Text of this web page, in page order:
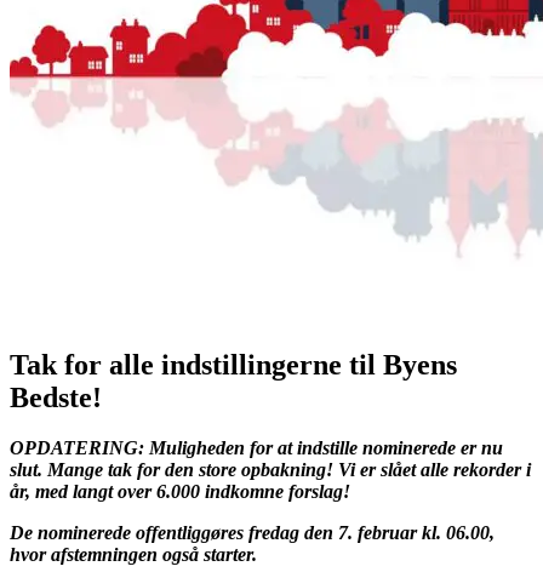
Tak for alle indstillingerne til Byens
Bedste!
OPDATERING: Muligheden for at indstille nominerede er nu
slut. Mange tak for den store opbakning! Vi er slået alle rekorder i
år, med langt over 6.000 indkomne forslag!
De nominerede offentliggøres fredag den 7. februar kl. 06.00,
hvor afstemningen også starter.